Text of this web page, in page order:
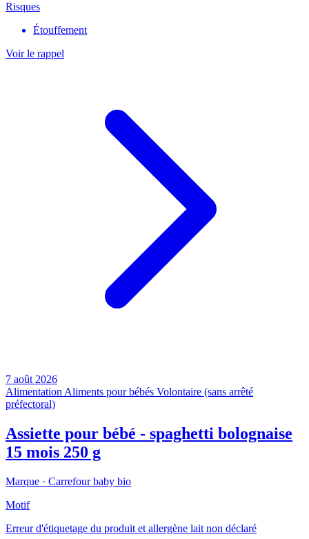
Risques
Étouffement
Voir le rappel
7 août 2026
Alimentation Aliments pour bébés Volontaire (sans arrêté
préfectoral)
Assiette pour bébé - spaghetti bolognaise
15 mois 250 g
Marque · Carrefour baby bio
Motif
Erreur d'étiquetage du produit et allergène lait non déclaré